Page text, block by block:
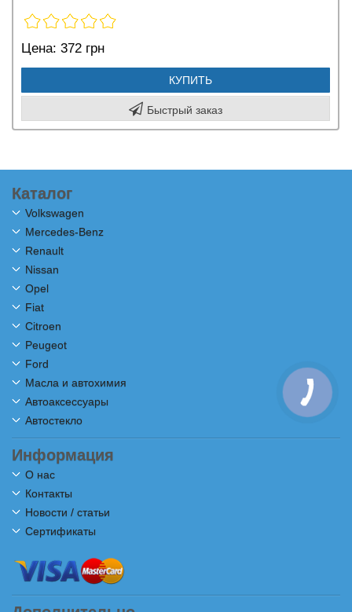
Цена: 372 грн
КУПИТЬ
Быстрый заказ
Каталог
Volkswagen
Mercedes-Benz
Renault
Nissan
Opel
Fiat
Citroen
Peugeot
Ford
Масла и автохимия
Автоаксессуары
Автостекло
Информация
О нас
Контакты
Новости / статьи
Сертификаты